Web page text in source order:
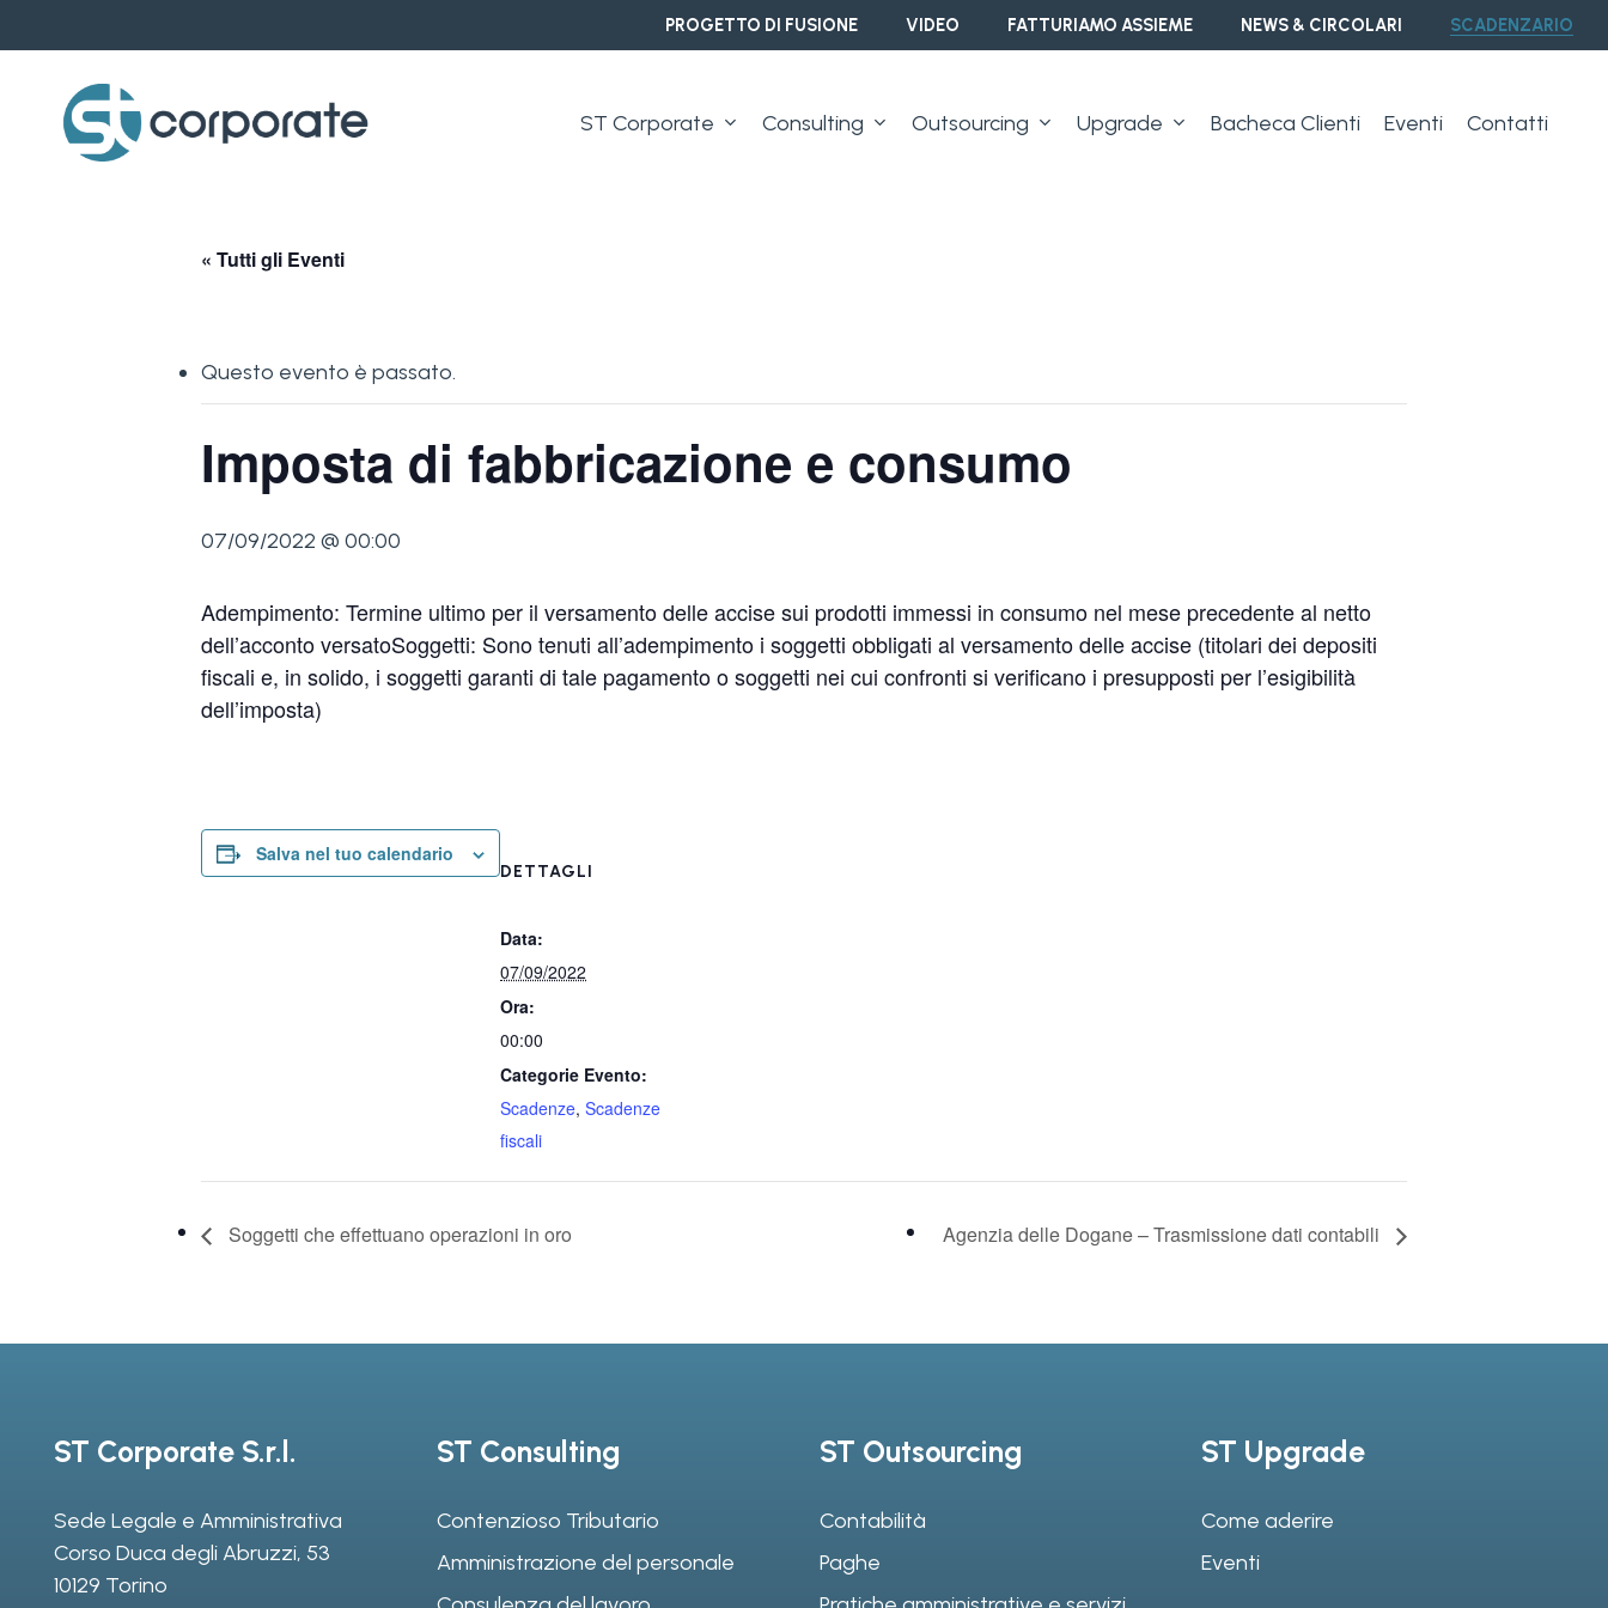
to
content
PROGETTO DI FUSIONE VIDEO FATTURIAMO ASSIEME NEWS & CIRCOLARI SCADENZARIO
ST Corporate Consulting Outsourcing Upgrade Bacheca Clienti Eventi Contatti
« Tutti gli Eventi
Questo evento è passato.
Imposta di fabbricazione e consumo
07/09/2022 @ 00:00
Adempimento: Termine ultimo per il versamento delle accise sui prodotti immessi in consumo nel mese precedente al netto
dell’acconto versatoSoggetti: Sono tenuti all’adempimento i soggetti obbligati al versamento delle accise (titolari dei depositi
fiscali e, in solido, i soggetti garanti di tale pagamento o soggetti nei cui confronti si verificano i presupposti per l’esigibilità
dell’imposta)
Salva nel tuo calendario
DETTAGLI
Data:
07/09/2022
Ora:
00:00
Categorie Evento:
Scadenze, Scadenze
fiscali
Soggetti che effettuano operazioni in oro Agenzia delle Dogane – Trasmissione dati contabili
ST Corporate S.r.l.
Sede Legale e Amministrativa
Corso Duca degli Abruzzi, 53
10129 Torino
ST Consulting
Contenzioso Tributario
Amministrazione del personale
ST Outsourcing
Contabilità
Paghe
ST Upgrade
Come aderire
Eventi